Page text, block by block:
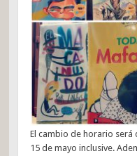
El cambio de horario será
15 de mayo inclusive.